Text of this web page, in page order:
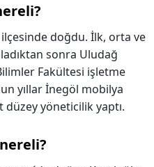
ilçesinde doğdu. İlk, orta ve
sonra Uludağ
Fakültesi işletme
yıllar İnegöl mobilya
yöneticilik yaptı.